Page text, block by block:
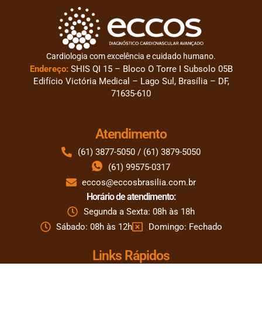
Cardiologia com excelência e cuidado humano.
Endereço: SHIS QI 15 – Bloco O Torre I Subsolo 05B
Edifício Victória Medical – Lago Sul, Brasília – DF,
71635-610
Atendimento
(61) 3877-5050 / (61) 3879-5050
(61) 99575-0317
eccos@eccosbrasilia.com.br
Horário de atendimento:
Segunda a Sexta: 08h às 18h
Sábado: 08h às 12h
Domingo: Fechado
Links Rápidos